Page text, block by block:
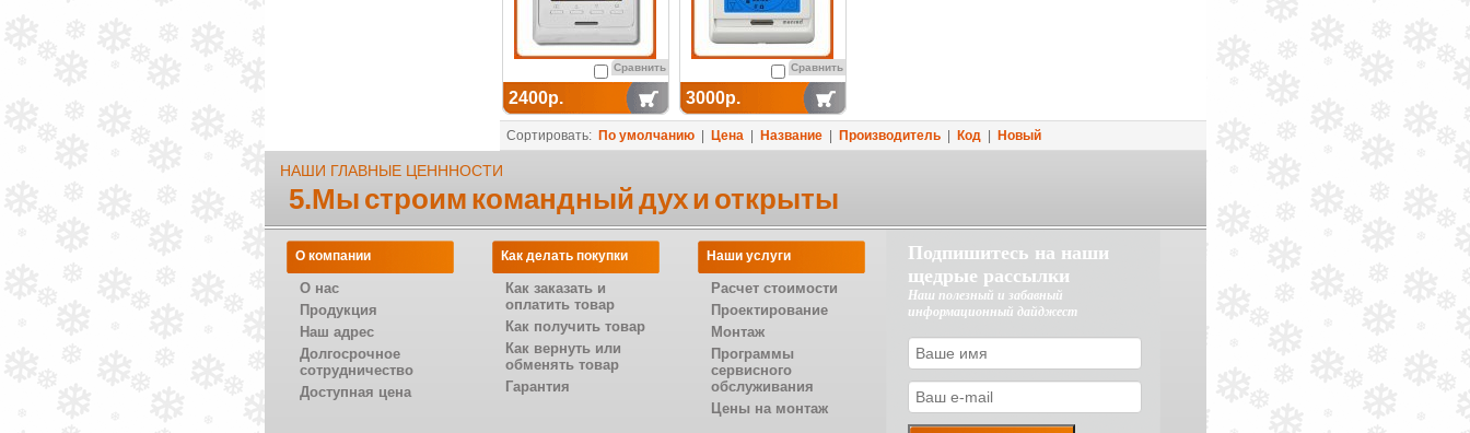
Сравнить
2400р.
Сравнить
3000р.
Сортировать: По умолчанию| Цена| Название| Производитель| Код| Новый
НАШИ ГЛАВНЫЕ ЦЕНННОСТИ
5.Мы строим командный дух и открыты
О компании
О нас
Продукция
Наш адрес
Долгосрочное
сотрудничество
Доступная цена
Как делать покупки
Как заказать и
оплатить товар
Как получить товар
Как вернуть или
обменять товар
Гарантия
Наши услуги
Расчет стоимости
Проектирование
Монтаж
Программы
сервисного
обслуживания
Цены на монтаж
Подпишитесь на наши
щедрые рассылки
Наш полезный и забавный
информационный дайджест